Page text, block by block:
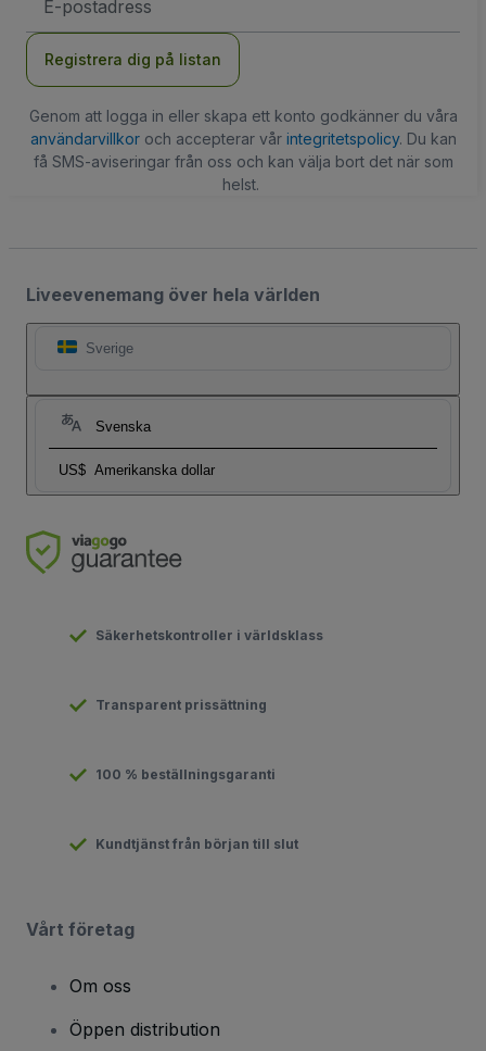
postadress
Registrera dig på listan
Genom att logga in eller skapa ett konto godkänner du våra
användarvillkoroch accepterar vår integritetspolicy. Du kan
få SMS-aviseringar från oss och kan välja bort det när som
helst.
Liveevenemang över hela världen
Sverige
Svenska
US$ Amerikanska dollar
Säkerhetskontroller i världsklass
Transparent prissättning
100 % beställningsgaranti
Kundtjänst från början till slut
Vårt företag
Om oss
Öppen distribution